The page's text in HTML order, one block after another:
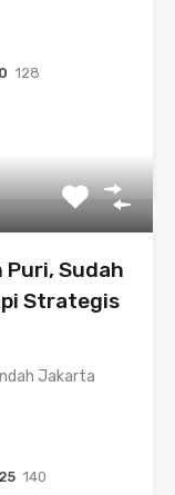
128
Puri, Sudah
Strategis
Jakarta
140